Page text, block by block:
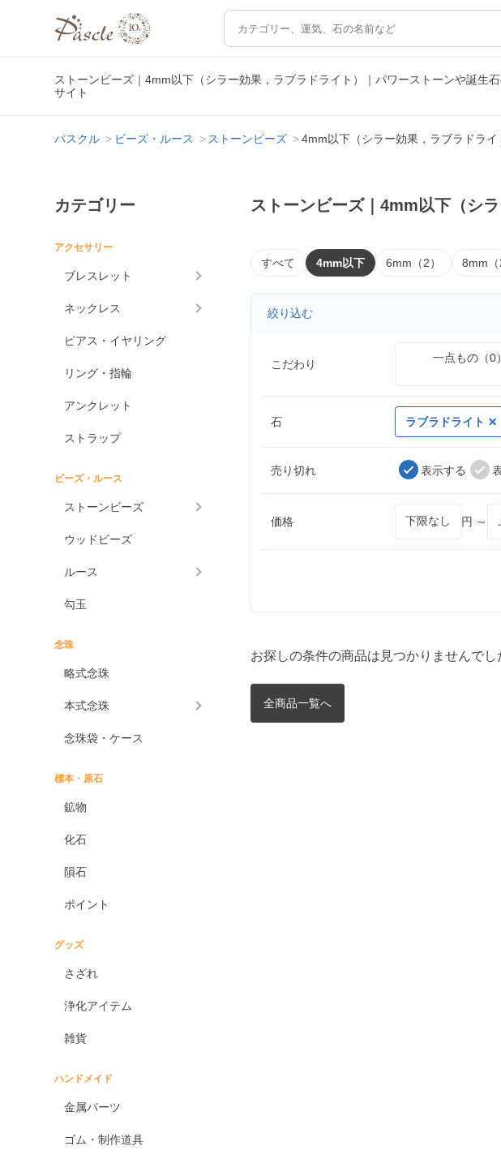
ストーンビーズ｜4mm以下（シラー効果，ラブラドライト）｜パワーストーンや誕生
サイト
パスクル ビーズ・ルース ストーンビーズ 4mm以下（シラー効果，ラブラドライ
カテゴリー
アクセサリー
ブレスレット
ネックレス
ピアス・イヤリング
リング・指輪
アンクレット
ストラップ
ビーズ・ルース
ストーンビーズ
ウッドビーズ
ルース
勾玉
念珠
略式念珠
本式念珠
念珠袋・ケース
標本・原石
鉱物
化石
隕石
ポイント
グッズ
さざれ
浄化アイテム
雑貨
ハンドメイド
金属パーツ
ゴム・制作道具
ストーンビーズ｜4mm以下（シ
すべて 4mm以下 6mm（2） 8mm（
絞り込む
こだわり 一点もの（0）
石 ラブラドライト
売り切れ 表示する
価格 円 ～
お探しの条件の商品は見つかりませんで
全商品一覧へ